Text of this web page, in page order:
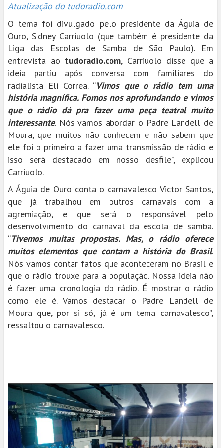
Atualização do tudoradio.com
O tema foi divulgado pelo presidente da Águia de
Ouro, Sidney Carriuolo (que também é presidente da
Liga das Escolas de Samba de São Paulo). Em
entrevista ao tudoradio.com, Carriuolo disse que a
ideia partiu após conversa com familiares do
radialista Eli Correa. “Vimos que o rádio tem uma
história magnífica. Fomos nos aprofundando e vimos
que o rádio dá pra fazer uma peça teatral muito
interessante. Nós vamos abordar o Padre Landell de
Moura, que muitos não conhecem e não sabem que
ele foi o primeiro a fazer uma transmissão de rádio e
isso será destacado em nosso desfile”, explicou
Carriuolo.
A Águia de Ouro conta o carnavalesco Victor Santos,
que já trabalhou em outros carnavais com a
agremiação, e que será o responsável pelo
desenvolvimento do carnaval da escola de samba.
“Tivemos muitas propostas. Mas, o rádio oferece
muitos elementos que contam a história do Brasil.
Nós vamos contar fatos que aconteceram no Brasil e
que o rádio trouxe para a população. Nossa ideia não
é fazer uma cronologia do rádio. É mostrar o rádio
como ele é. Vamos destacar o Padre Landell de
Moura que, por si só, já é um tema carnavalesco”,
ressaltou o carnavalesco.